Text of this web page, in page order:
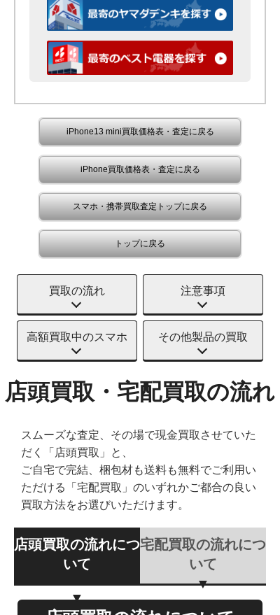
iPhone13 mini買取価格表・査定に戻る
iPhone買取価格表・査定に戻る
スマホ・携帯買取査定トップに戻る
トップに戻る
買取の流れ 注意事項
高額買取中のスマホ その他製品の買取
店頭買取・宅配買取の流れ
スムーズな査定、その場で現金買取させていた
だく「店頭買取」と、
ご自宅で完結、梱包材も送料も無料でご利用い
ただける「宅配買取」のいずれかご都合の良い
買取方法をお選びいただけます。
店頭買取の流れにつ
いて
宅配買取の流れにつ
いて